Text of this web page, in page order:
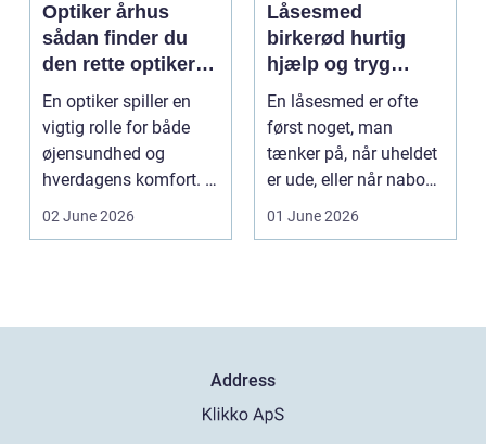
Optiker århus
sådan finder du
den rette optiker i
byen
En optiker spiller en
vigtig rolle for både
øjensundhed og
hverdagens komfort. I
en by som Aarhus, h...
02 June 2026
Låsesmed
birkerød hurtig
hjælp og tryg
sikring af hjem og
virksomhed
En låsesmed er ofte
først noget, man
tænker på, når uheldet
er ude, eller når naboen
har haft indbru...
01 June 2026
Address